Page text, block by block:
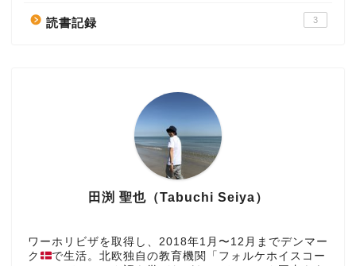
読書記録 3
田渕 聖也（Tabuchi Seiya）
ワーホリビザを取得し、2018年1月〜12月までデンマー
ク
で生活。北欧独自の教育機関「フォルケホイスコー